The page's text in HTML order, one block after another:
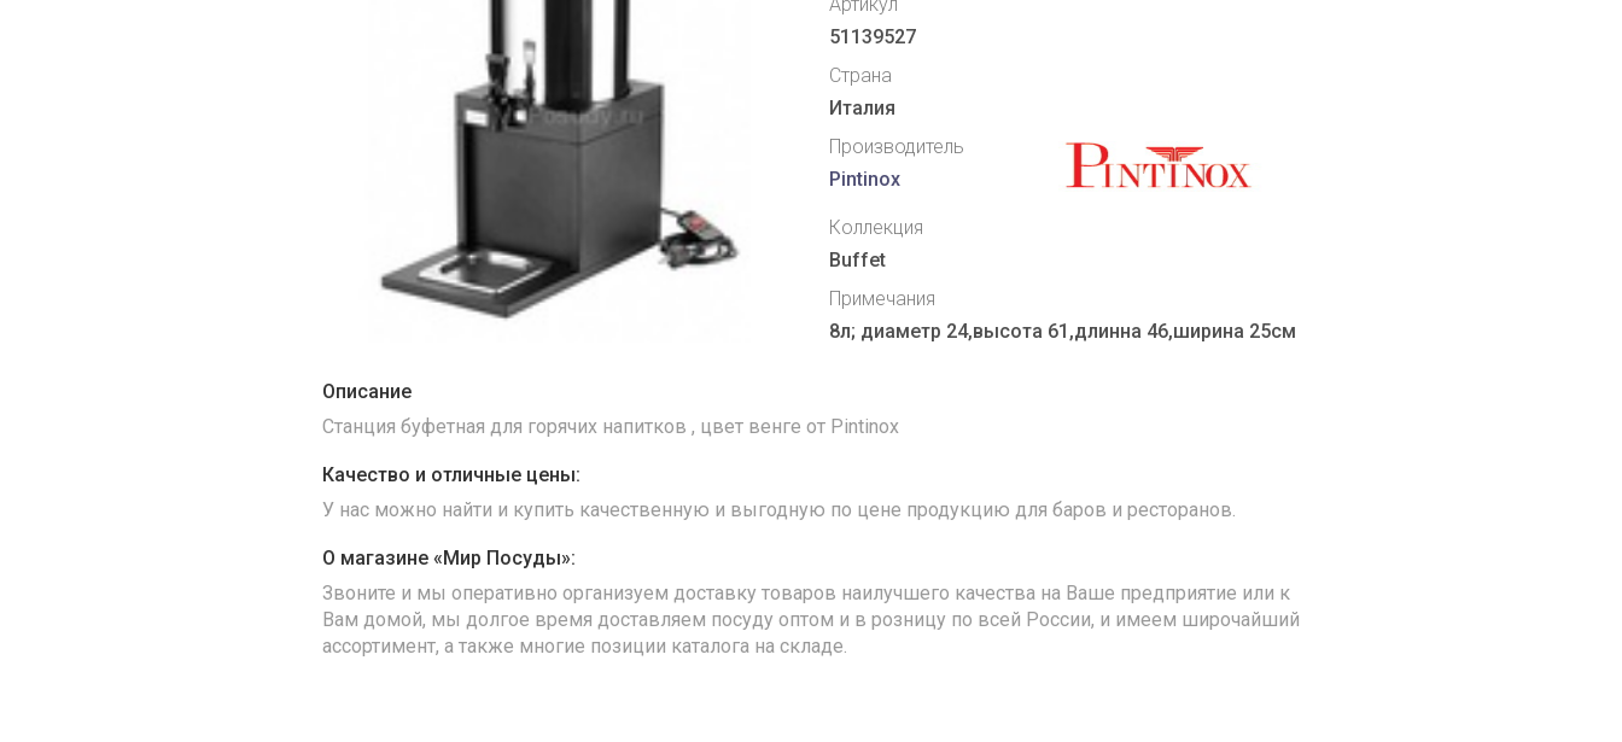
51139527
Страна
Италия
Производитель
Pintinox
Коллекция
Buffet
Примечания
8л; диаметр 24,высота 61,длинна 46,ширина 25см
Описание
Станция буфетная для горячих напитков , цвет венге от Pintinox
Качество и отличные цены:
У нас можно найти и купить качественную и выгодную по цене продукцию для баров и ресторанов.
О магазине «Мир Посуды»:
Звоните и мы оперативно организуем доставку товаров наилучшего качества на Ваше предприятие или к
Вам домой, мы долгое время доставляем посуду оптом и в розницу по всей России, и имеем широчайший
ассортимент, а также многие позиции каталога на складе.